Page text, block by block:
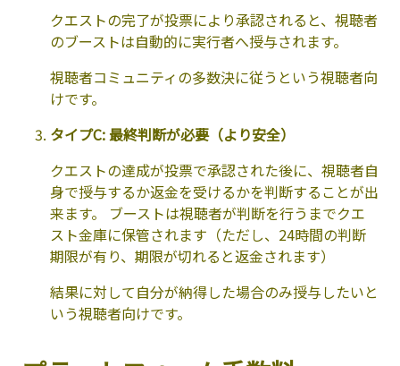
クエストの完了が投票により承認されると、視聴者
のブーストは自動的に実行者へ授与されます。
視聴者コミュニティの多数決に従うという視聴者向
けです。
タイプC: 最終判断が必要（より安全）
クエストの達成が投票で承認された後に、視聴者自
身で授与するか返金を受けるかを判断することが出
来ます。 ブーストは視聴者が判断を行うまでクエ
スト金庫に保管されます（ただし、24時間の判断
期限が有り、期限が切れると返金されます）
結果に対して自分が納得した場合のみ授与したいと
いう視聴者向けです。